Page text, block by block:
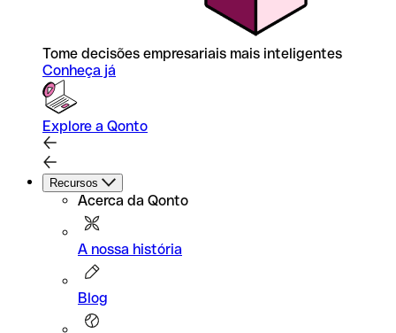
Tome decisões empresariais mais inteligentes
Conheça já
Explore a Qonto
Recursos
Acerca da Qonto
A nossa história
Blog